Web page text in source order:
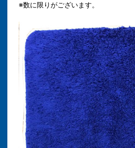
※数に限りがございます。